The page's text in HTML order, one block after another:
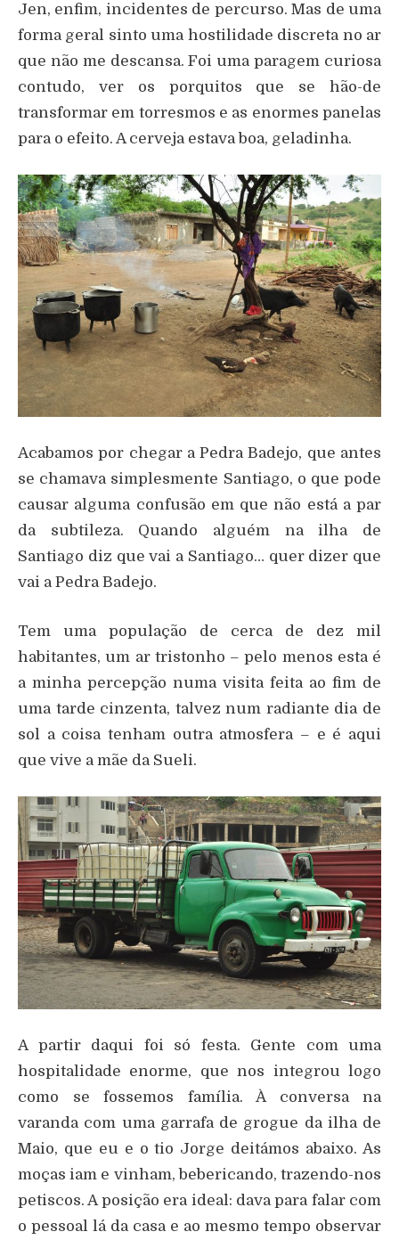
Jen, enfim, incidentes de percurso. Mas de uma
forma geral sinto uma hostilidade discreta no ar
que não me descansa. Foi uma paragem curiosa
contudo, ver os porquitos que se hão-de
transformar em torresmos e as enormes panelas
para o efeito. A cerveja estava boa, geladinha.
Acabamos por chegar a Pedra Badejo, que antes
se chamava simplesmente Santiago, o que pode
causar alguma confusão em que não está a par
da subtileza. Quando alguém na ilha de
Santiago diz que vai a Santiago… quer dizer que
vai a Pedra Badejo.
Tem uma população de cerca de dez mil
habitantes, um ar tristonho – pelo menos esta é
a minha percepção numa visita feita ao fim de
uma tarde cinzenta, talvez num radiante dia de
sol a coisa tenham outra atmosfera – e é aqui
que vive a mãe da Sueli.
A partir daqui foi só festa. Gente com uma
hospitalidade enorme, que nos integrou logo
como se fossemos família. À conversa na
varanda com uma garrafa de grogue da ilha de
Maio, que eu e o tio Jorge deitámos abaixo. As
moças iam e vinham, bebericando, trazendo-nos
petiscos. A posição era ideal: dava para falar com
o pessoal lá da casa e ao mesmo tempo observar